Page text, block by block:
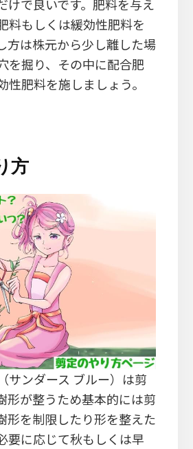
けで良いです。肥料を与え
料もしくは緩効性肥料を
方は株元から少し離した場
を掘り、その中に配合肥
性肥料を施しましょう。
方
サンダース ブルー）は剪
形が整うため基本的には剪
形を制限したり形を整えた
要に応じて秋もしくは早